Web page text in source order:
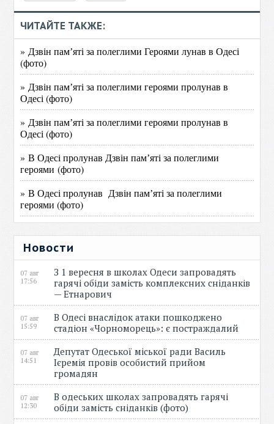
ЧИТАЙТЕ ТАКЖЕ:
» Дзвін памʼяті за полеглими Героями лунав в Одесі
(фото)
» Дзвін памʼяті за полеглими героями пролунав в
Одесі (фото)
» Дзвін памʼяті за полеглими героями пролунав в
Одесі (фото)
» В Одесі пролунав Дзвін памʼяті за полеглими
героями (фото)
» В Одесі пролунав Дзвін памʼяті за полеглими
героями (фото)
Новости
07 авг
17:56
З 1 вересня в школах Одеси запровадять
гарячі обіди замість комплексних сніданків
— Етнарович
07 авг
15:59
В Одесі внаслідок атаки пошкоджено
стадіон «Чорноморець»: є постраждалий
07 авг
14:51
Депутат Одеської міської ради Василь
Ієремія провів особистий прийом
громадян
07 авг
12:30
В одеських школах запровадять гарячі
обіди замість сніданків (фото)